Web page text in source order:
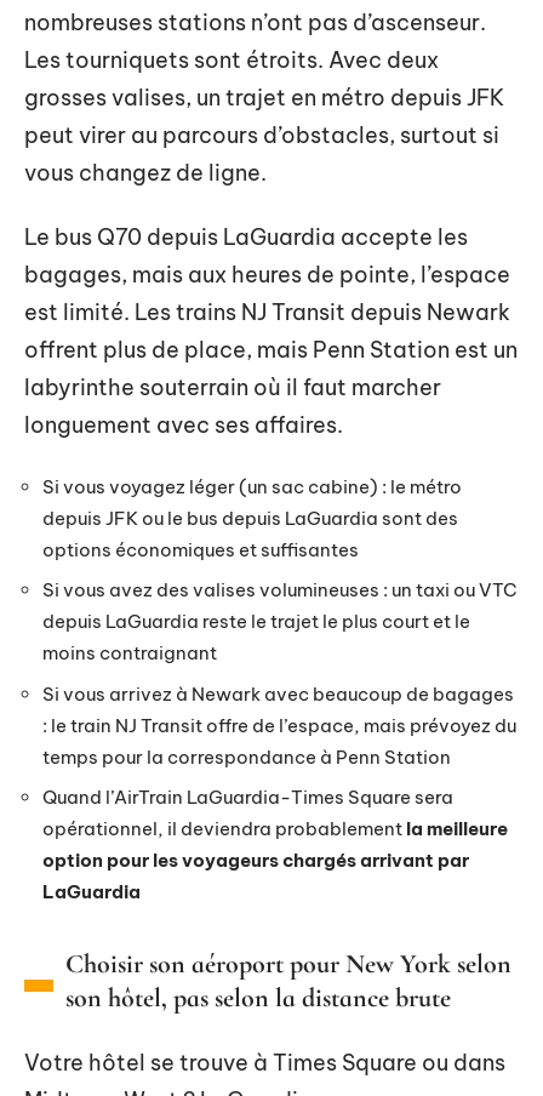
nombreuses stations n’ont pas d’ascenseur.
Les tourniquets sont étroits. Avec deux
grosses valises, un trajet en métro depuis JFK
peut virer au parcours d’obstacles, surtout si
vous changez de ligne.
Le bus Q70 depuis LaGuardia accepte les
bagages, mais aux heures de pointe, l’espace
est limité. Les trains NJ Transit depuis Newark
offrent plus de place, mais Penn Station est un
labyrinthe souterrain où il faut marcher
longuement avec ses affaires.
Si vous voyagez léger (un sac cabine) : le métro
depuis JFK ou le bus depuis LaGuardia sont des
options économiques et suffisantes
Si vous avez des valises volumineuses : un taxi ou VTC
depuis LaGuardia reste le trajet le plus court et le
moins contraignant
Si vous arrivez à Newark avec beaucoup de bagages
: le train NJ Transit offre de l’espace, mais prévoyez du
temps pour la correspondance à Penn Station
Quand l’AirTrain LaGuardia-Times Square sera
opérationnel, il deviendra probablement la meilleure
option pour les voyageurs chargés arrivant par
LaGuardia
Choisir son aéroport pour New York selon
son hôtel, pas selon la distance brute
Votre hôtel se trouve à Times Square ou dans